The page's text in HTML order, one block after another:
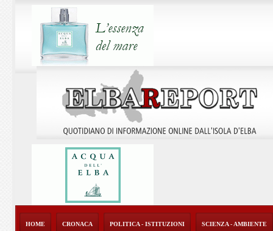
HOME CRONACA POLITICA - ISTITUZIONI SCIENZA - AMBIENTE